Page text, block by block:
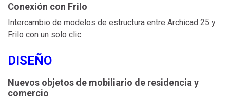
Conexión con Frilo
Intercambio de modelos de estructura entre Archicad 25 y
Frilo con un solo clic.
DISEÑO
Nuevos objetos de mobiliario de residencia y
comercio